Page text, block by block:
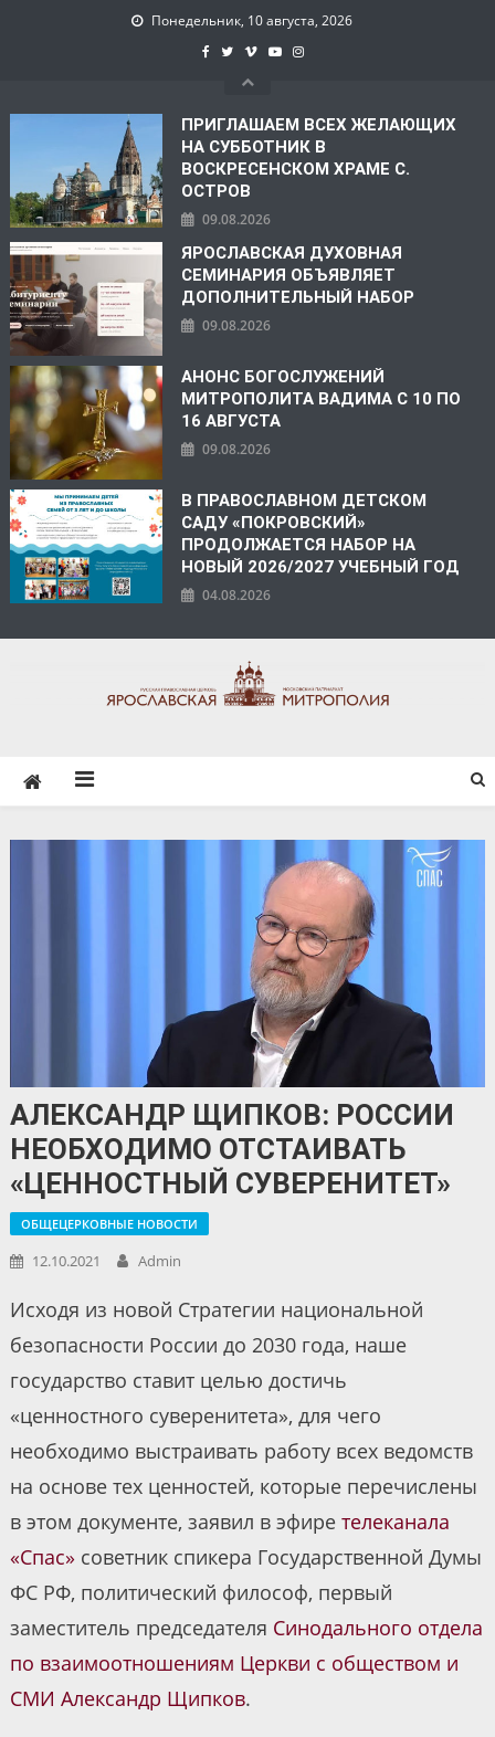
Понедельник, 10 августа, 2026
ПРИГЛАШАЕМ ВСЕХ ЖЕЛАЮЩИХ
НА СУББОТНИК В
ВОСКРЕСЕНСКОМ ХРАМЕ С.
ОСТРОВ
09.08.2026
ЯРОСЛАВСКАЯ ДУХОВНАЯ
СЕМИНАРИЯ ОБЪЯВЛЯЕТ
ДОПОЛНИТЕЛЬНЫЙ НАБОР
09.08.2026
АНОНС БОГОСЛУЖЕНИЙ
МИТРОПОЛИТА ВАДИМА С 10 ПО
16 АВГУСТА
09.08.2026
В ПРАВОСЛАВНОМ ДЕТСКОМ
САДУ «ПОКРОВСКИЙ»
ПРОДОЛЖАЕТСЯ НАБОР НА
НОВЫЙ 2026/2027 УЧЕБНЫЙ ГОД
04.08.2026
АЛЕКСАНДР ЩИПКОВ: РОССИИ
НЕОБХОДИМО ОТСТАИВАТЬ
«ЦЕННОСТНЫЙ СУВЕРЕНИТЕТ»
ОБЩЕЦЕРКОВНЫЕ НОВОСТИ
12.10.2021 Admin
Исходя из новой Стратегии национальной
безопасности России до 2030 года, наше
государство ставит целью достичь
«ценностного суверенитета», для чего
необходимо выстраивать работу всех ведомств
на основе тех ценностей, которые перечислены
в этом документе, заявил в эфире телеканала
«Спас»советник спикера Государственной Думы
ФС РФ, политический философ, первый
заместитель председателя Синодального отдела
по взаимоотношениям Церкви с обществом и
СМИ Александр Щипков.